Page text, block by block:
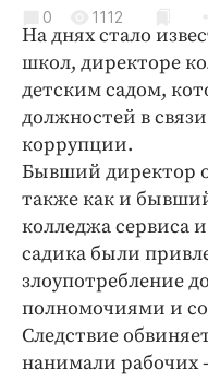
Образование
Общество
Погода
Праздники
Происшествия
Спорт
Экономика и
ПРОЕКТЫ
Блоги
Издания
0 1112
На днях стало
школ, директоре
детским садом,
должностей в
коррупции.
Бывший директор
также как и
колледжа сервиса
садика были
злоупотребление
полномочиями и
Следствие
нанимали рабочих